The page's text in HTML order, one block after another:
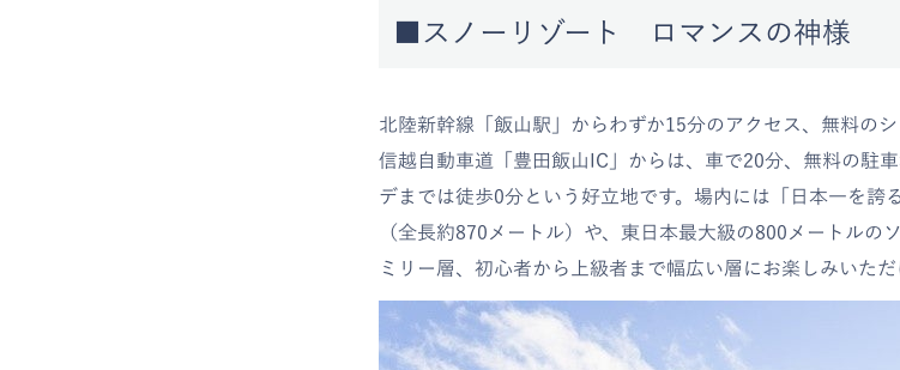
■スノーリゾート ロマンスの神様
北陸新幹線「飯山駅」からわずか15分のアクセス、無料の
信越自動車道「豊田飯山IC」からは、車で20分、無料の駐
デまでは徒歩0分という好立地です。場内には「日本一を誇
（全長約870メートル）や、東日本最大級の800メートルの
ミリー層、初心者から上級者まで幅広い層にお楽しみいただ